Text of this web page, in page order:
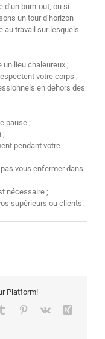
burn-out, ou si
un tour d’horizon
au travail sur lesquels
un lieu chaleureux ;
votre corps ;
en dehors des
pause ;
;
pendant votre
vous enfermer dans
nécessaire ;
supérieurs ou clients.
Platform!
Tumblr Pinterest
Vk
Xing